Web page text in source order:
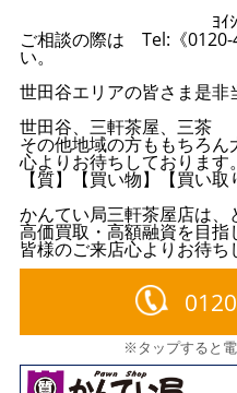
ﾖｲｼﾁ ｼﾁ
ご相談の際は Tel:《0120-
い。
世田谷エリアの皆さま是非
世田谷、三軒茶屋、三茶
その他地域の方ももちろん
心よりお待ちしております。
【質】【買い物】【買い取
かんてい局三軒茶屋店は
高価買取・高額融資を目指
皆様のご来店心よりお待ち
※タップすると電